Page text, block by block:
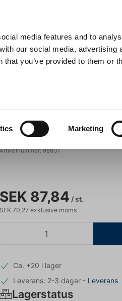
media features and to
our social media, advertising
you’ve provided to them or
Marketing
Sök
Piezas
98807
SEK 87,84 / st.
SEK 70,27 exklusive moms
Ca. +20 i lager
Leverans: 2-3 dagar - Leverans
Lagerstatus